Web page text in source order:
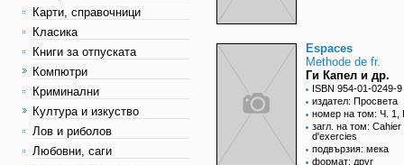
Карти, справочници
Класика
Книги за отпуската
Компютри
Криминални
Култура и изкуство
Лов и риболов
Любовни, саги
Espaces
Methode de fr.
Ги Капел и др.
ISBN 954-01-0249-9
издател: Просвета
номер на том: Ч. 1,
загл. на том: Cahier
d'exercies
подвързия: мека
формат: друг